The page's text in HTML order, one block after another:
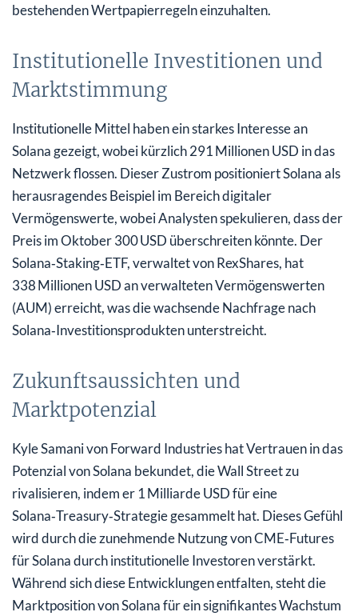
bestehenden Wertpapierregeln einzuhalten.
Institutionelle Investitionen und
Marktstimmung
Institutionelle Mittel haben ein starkes Interesse an
Solana gezeigt, wobei kürzlich 291 Millionen USD in das
Netzwerk flossen. Dieser Zustrom positioniert Solana als
herausragendes Beispiel im Bereich digitaler
Vermögenswerte, wobei Analysten spekulieren, dass der
Preis im Oktober 300 USD überschreiten könnte. Der
Solana‑Staking‑ETF, verwaltet von RexShares, hat
338 Millionen USD an verwalteten Vermögenswerten
(AUM) erreicht, was die wachsende Nachfrage nach
Solana‑Investitionsprodukten unterstreicht.
Zukunftsaussichten und
Marktpotenzial
Kyle Samani von Forward Industries hat Vertrauen in das
Potenzial von Solana bekundet, die Wall Street zu
rivalisieren, indem er 1 Milliarde USD für eine
Solana‑Treasury‑Strategie gesammelt hat. Dieses Gefühl
wird durch die zunehmende Nutzung von CME‑Futures
für Solana durch institutionelle Investoren verstärkt.
Während sich diese Entwicklungen entfalten, steht die
Marktposition von Solana für ein signifikantes Wachstum